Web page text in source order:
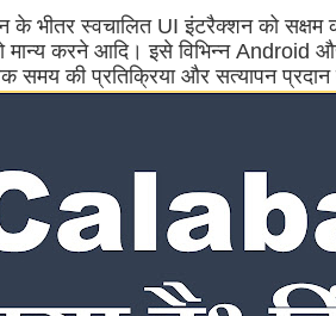
के भीतर स्वचालित UI इंटरैक्शन को
मान्य करने आदि। इसे विभिन्न Android
समय की प्रतिक्रिया और सत्यापन